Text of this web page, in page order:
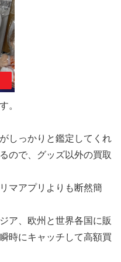
。
しっかりと鑑定してくれ
ので、グッズ以外の買取
マアプリよりも断然簡
ア、欧州と世界各国に販
時にキャッチして高額買